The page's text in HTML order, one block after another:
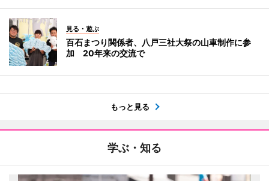
見る・遊ぶ
百石まつり関係者、八戸三社大祭の山車制作に参
加 20年来の交流で
もっと見る
学ぶ・知る